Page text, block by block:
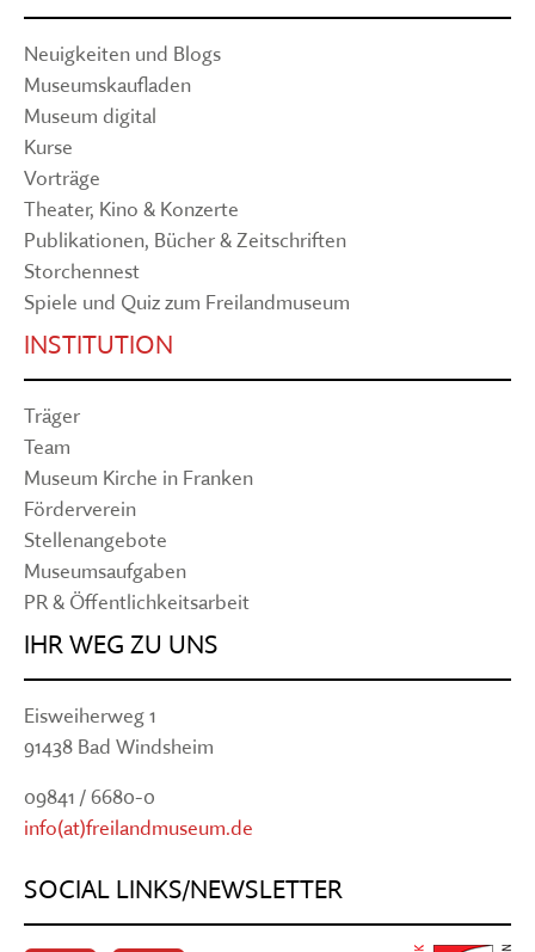
Neuigkeiten und Blogs
Museumskaufladen
Museum digital
Kurse
Vorträge
Theater, Kino & Konzerte
Publikationen, Bücher & Zeitschriften
Storchennest
Spiele und Quiz zum Freilandmuseum
INSTITUTION
Träger
Team
Museum Kirche in Franken
Förderverein
Stellenangebote
Museumsaufgaben
PR & Öffentlichkeitsarbeit
IHR WEG ZU UNS
Eisweiherweg 1
91438 Bad Windsheim
09841 / 6680-0
info(at)freilandmuseum.de
SOCIAL LINKS/NEWSLETTER